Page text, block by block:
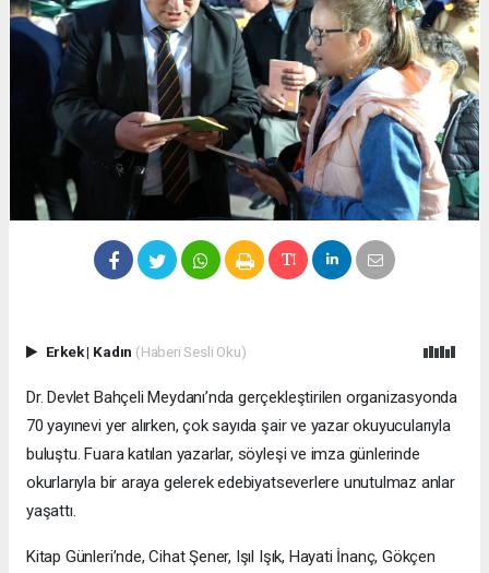
Erkek| Kadın (Haberi Sesli Oku)
Dr. Devlet Bahçeli Meydanı’nda gerçekleştirilen organizasyonda
70 yayınevi yer alırken, çok sayıda şair ve yazar okuyucularıyla
buluştu. Fuara katılan yazarlar, söyleşi ve imza günlerinde
okurlarıyla bir araya gelerek edebiyatseverlere unutulmaz anlar
yaşattı.
Kitap Günleri’nde, Cihat Şener, Işıl Işık, Hayati İnanç, Gökçen